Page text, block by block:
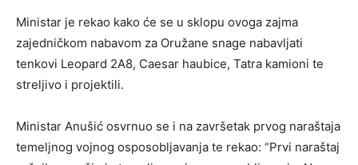
Ministar je rekao kako će se u sklopu ovoga zajma
zajedničkom nabavom za Oružane snage nabavljati
tenkovi Leopard 2A8, Caesar haubice, Tatra kamioni te
streljivo i projektili.
Ministar Anušić osvrnuo se i na završetak prvog naraštaja
temeljnog vojnog osposobljavanja te rekao: “Prvi naraštaj